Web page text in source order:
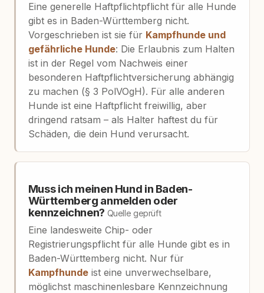
Eine generelle Haftpflichtpflicht für alle Hunde
gibt es in Baden-Württemberg nicht.
Vorgeschrieben ist sie für Kampfhunde und
gefährliche Hunde: Die Erlaubnis zum Halten
ist in der Regel vom Nachweis einer
besonderen Haftpflichtversicherung abhängig
zu machen (§ 3 PolVOgH). Für alle anderen
Hunde ist eine Haftpflicht freiwillig, aber
dringend ratsam – als Halter haftest du für
Schäden, die dein Hund verursacht.
Muss ich meinen Hund in Baden-
Württemberg anmelden oder
kennzeichnen? Quelle geprüft
Eine landesweite Chip- oder
Registrierungspflicht für alle Hunde gibt es in
Baden-Württemberg nicht. Nur für
Kampfhundeist eine unverwechselbare,
möglichst maschinenlesbare Kennzeichnung